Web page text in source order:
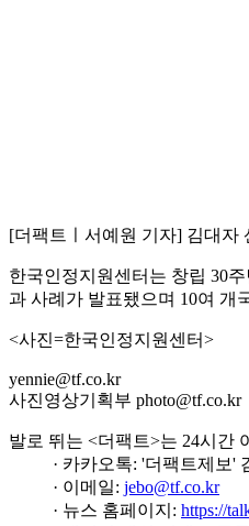
[더팩트ㅣ서예원 기자] 김대자
한국인정지원센터는 창립 30
과 사례가 발표됐으며 10여 개
<사진=한국인정지원센터>
yennie@tf.co.kr
사진영상기획부 photo@tf.co.kr
발로 뛰는 <더팩트>는 24시간
· 카카오톡: '더팩트제보'
· 이메일: jebo@tf.co.kr
· 뉴스 홈페이지: https://